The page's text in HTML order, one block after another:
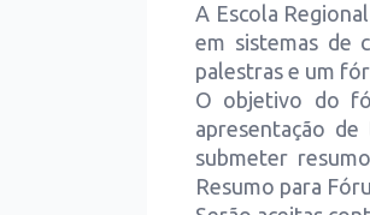
A Escola
em sistemas de
palestras e um
O objetivo do
apresentação
submeter
Resumo para